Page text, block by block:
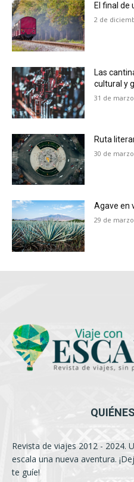
El final de
2 de
Las
cultural y
31 de
Ruta
30 de
Agave en
29 de
Revista de viajes 2012 - 2024.
escala una nueva aventura.
te guíe!